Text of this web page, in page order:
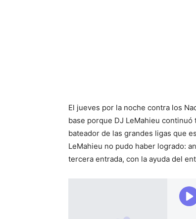
El jueves por la noche contra los
base porque DJ LeMahieu continuó
bateador de las grandes ligas que
LeMahieu no pudo haber logrado:
tercera entrada, con la ayuda del